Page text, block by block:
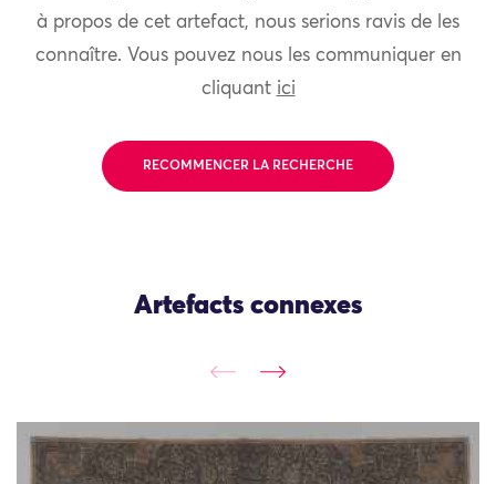
à propos de cet artefact, nous serions ravis de les
connaître. Vous pouvez nous les communiquer en
cliquant ici
RECOMMENCER LA RECHERCHE
Artefacts connexes